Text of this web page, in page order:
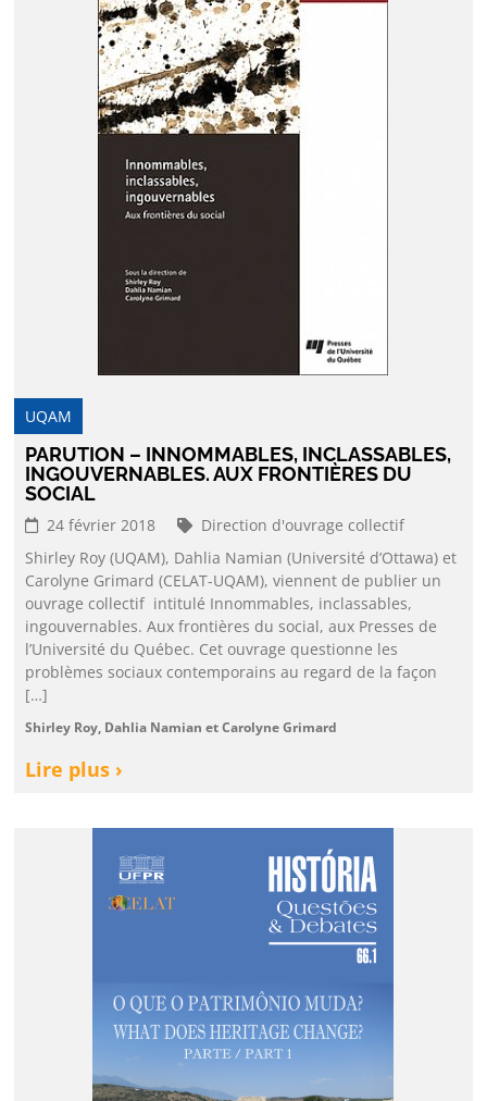
UQAM
PARUTION – INNOMMABLES, INCLASSABLES,
INGOUVERNABLES. AUX FRONTIÈRES DU
SOCIAL
24 février 2018
Direction d'ouvrage collectif
Shirley Roy (UQAM), Dahlia Namian (Université d’Ottawa) et
Carolyne Grimard (CELAT-UQAM), viennent de publier un
ouvrage collectif intitulé Innommables, inclassables,
ingouvernables. Aux frontières du social, aux Presses de
l’Université du Québec. Cet ouvrage questionne les
problèmes sociaux contemporains au regard de la façon
[…]
Shirley Roy, Dahlia Namian et Carolyne Grimard
Lire plus ›